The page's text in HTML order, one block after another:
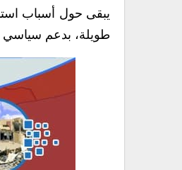
يبقى حول أسباب
طويلة، بدعم